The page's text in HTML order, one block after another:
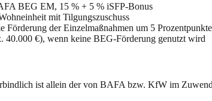
BEG EM, 15 % + 5 % iSFP-Bonus
mit Tilgungszuschuss
Förderung der Einzelmaßnahmen um 5 Prozentpunkte
40.000 €), wenn keine BEG-Förderung genutzt wird
ist allein der von BAFA bzw. KfW im